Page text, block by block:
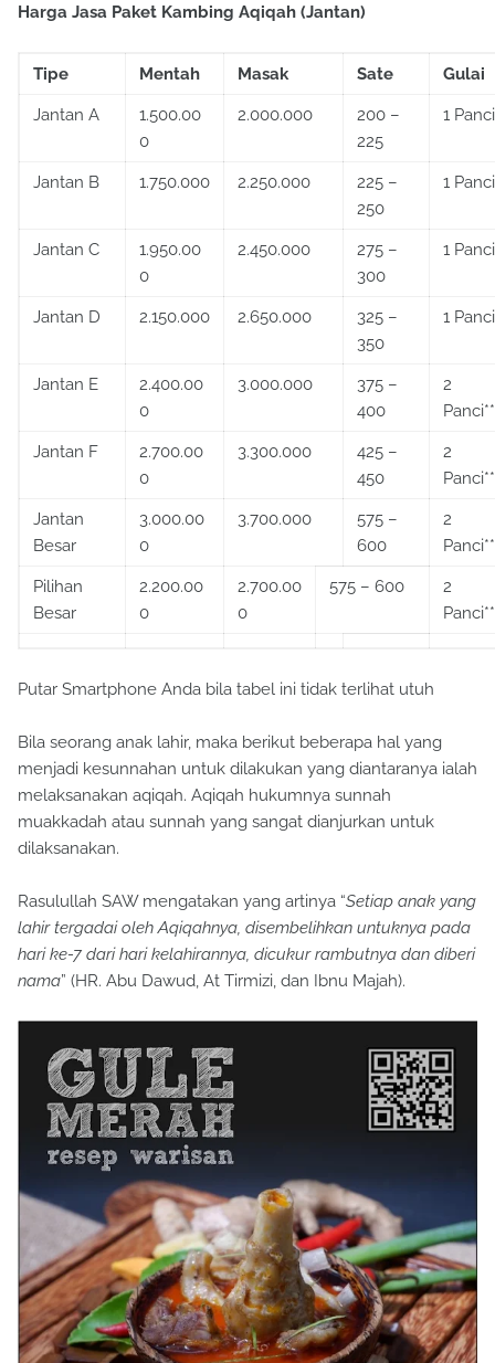
Harga Jasa Paket Kambing Aqiqah (Jantan)
Tipe Mentah Masak Sate Gulai
Jantan A
1.500.00
0
2.000.000
200 –
225
1 Panci
Jantan B 1.750.000 2.250.000
225 –
250
1 Panci
Jantan C
1.950.00
0
2.450.000
275 –
300
1 Panci
Jantan D 2.150.000 2.650.000
325 –
350
1 Panci
Jantan E
2.400.00
0
3.000.000
375 –
400
2
Panci**
Jantan F
2.700.00
0
3.300.000
425 –
450
2
Panci**
Jantan
Besar
3.000.00
0
3.700.000
575 –
600
2
Panci**
Pilihan
Besar
2.200.00
0
2.700.00
0
575 – 600
2
Panci**
Putar Smartphone Anda bila tabel ini tidak terlihat utuh
Bila seorang anak lahir, maka berikut beberapa hal yang
menjadi kesunnahan untuk dilakukan yang diantaranya ialah
melaksanakan aqiqah. Aqiqah hukumnya sunnah
muakkadah atau sunnah yang sangat dianjurkan untuk
dilaksanakan.
Rasulullah SAW mengatakan yang artinya “Setiap anak yang
lahir tergadai oleh Aqiqahnya, disembelihkan untuknya pada
hari ke-7 dari hari kelahirannya, dicukur rambutnya dan diberi
nama” (HR. Abu Dawud, At Tirmizi, dan Ibnu Majah).